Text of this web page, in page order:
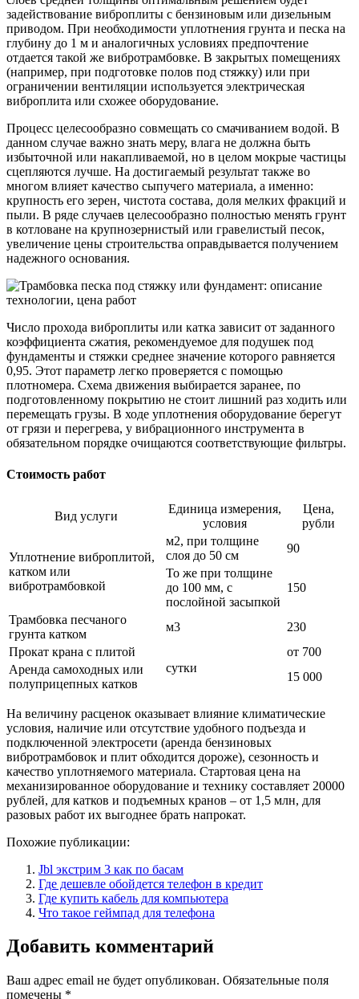
задействование виброплиты с бензиновым или дизельным
приводом. При необходимости уплотнения грунта и песка на
глубину до 1 м и аналогичных условиях предпочтение
отдается такой же вибротрамбовке. В закрытых помещениях
(например, при подготовке полов под стяжку) или при
ограничении вентиляции используется электрическая
виброплита или схожее оборудование.
Процесс целесообразно совмещать со смачиванием водой. В
данном случае важно знать меру, влага не должна быть
избыточной или накапливаемой, но в целом мокрые частицы
сцепляются лучше. На достигаемый результат также во
многом влияет качество сыпучего материала, а именно:
крупность его зерен, чистота состава, доля мелких фракций и
пыли. В ряде случаев целесообразно полностью менять грунт
в котловане на крупнозернистый или гравелистый песок,
увеличение цены строительства оправдывается получением
надежного основания.
Число прохода виброплиты или катка зависит от заданного
коэффициента сжатия, рекомендуемое для подушек под
фундаменты и стяжки среднее значение которого равняется
0,95. Этот параметр легко проверяется с помощью
плотномера. Схема движения выбирается заранее, по
подготовленному покрытию не стоит лишний раз ходить или
перемещать грузы. В ходе уплотнения оборудование берегут
от грязи и перегрева, у вибрационного инструмента в
обязательном порядке очищаются соответствующие фильтры.
Стоимость работ
Вид услуги
Единица измерения,
условия
Цена,
рубли
Уплотнение виброплитой,
катком или
вибротрамбовкой
м2, при толщине
слоя до 50 см
90
То же при толщине
до 100 мм, с
послойной засыпкой
150
Трамбовка песчаного
грунта катком
м3
230
Прокат крана с плитой
сутки
от 700
Аренда самоходных или
полуприцепных катков
15 000
На величину расценок оказывает влияние климатические
условия, наличие или отсутствие удобного подъезда и
подключенной электросети (аренда бензиновых
вибротрамбовок и плит обходится дороже), сезонность и
качество уплотняемого материала. Стартовая цена на
механизированное оборудование и технику составляет 20000
рублей, для катков и подъемных кранов – от 1,5 млн, для
разовых работ их выгоднее брать напрокат.
Похожие публикации:
Jbl экстрим 3 как по басам
Где дешевле обойдется телефон в кредит
Где купить кабель для компьютера
Что такое геймпад для телефона
Добавить комментарий
Ваш адрес email не будет опубликован. Обязательные поля
помечены *